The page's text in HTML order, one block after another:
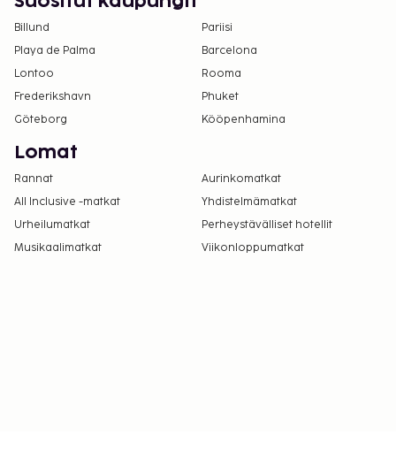
Billund
Pariisi
Playa de Palma
Barcelona
Lontoo
Rooma
Frederikshavn
Phuket
Göteborg
Kööpenhamina
Lomat
Rannat
Aurinkomatkat
All Inclusive -matkat
Yhdistelmämatkat
Urheilumatkat
Perheystävälliset hotellit
Musikaalimatkat
Viikonloppumatkat